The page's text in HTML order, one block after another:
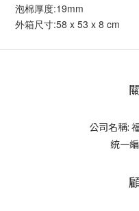
泡棉厚度:19mm
外箱尺寸:58 x 53 x 8 cm
公司名稱:
統一